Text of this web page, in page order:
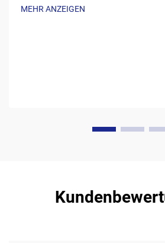
MEHR ANZEIGEN